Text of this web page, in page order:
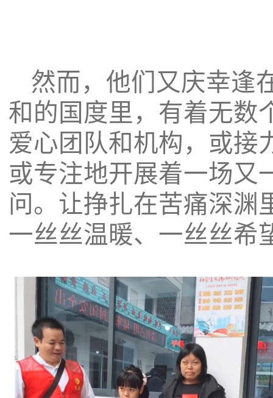
然而，他们又庆幸逢
和的国度里，有着无数
爱心团队和机构，或接
或专注地开展着一场又
问。让挣扎在苦痛深渊
一丝丝温暖、一丝丝希